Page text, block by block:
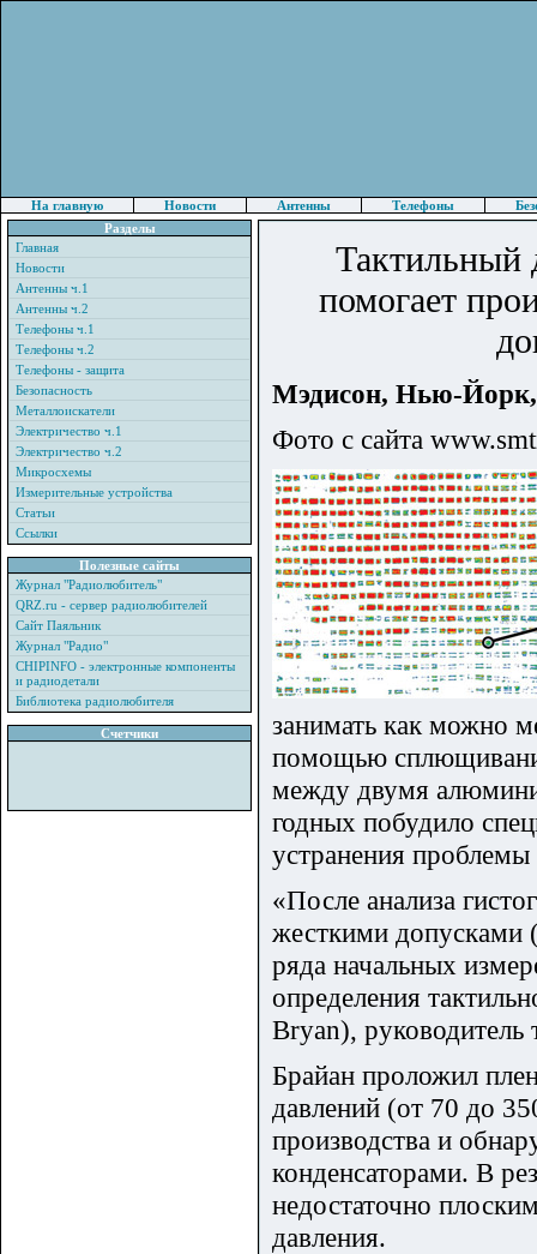
На главную Новости Антенны Телефоны
Разделы
Главная
Новости
Антенны ч.1
Антенны ч.2
Телефоны ч.1
Телефоны ч.2
Телефоны - защита
Безопасность
Металлоискатели
Электричество ч.1
Электричество ч.2
Микросхемы
Измерительные устройства
Статьи
Ссылки
Полезные сайты
Журнал "Радиолюбитель"
QRZ.ru - сервер радиолюбителей
Сайт Паяльник
Журнал "Радио"
CHIPINFO - электронные компоненты
и радиодетали
Библиотека радиолюбителя
Счетчики
Тактильный
помогает
Мэдисон, Нью-
Фото с сайта
занимать как можно
помощью
между двумя
годных побудило
устранения проблемы
«После анализа
жесткими допусками
ряда начальных
определения
Bryan), руководитель
Брайан проложил
давлений (от 70 до
производства и
конденсаторами. В
недостаточно
давления.